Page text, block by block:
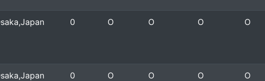
0 O O O O
0 O O O O